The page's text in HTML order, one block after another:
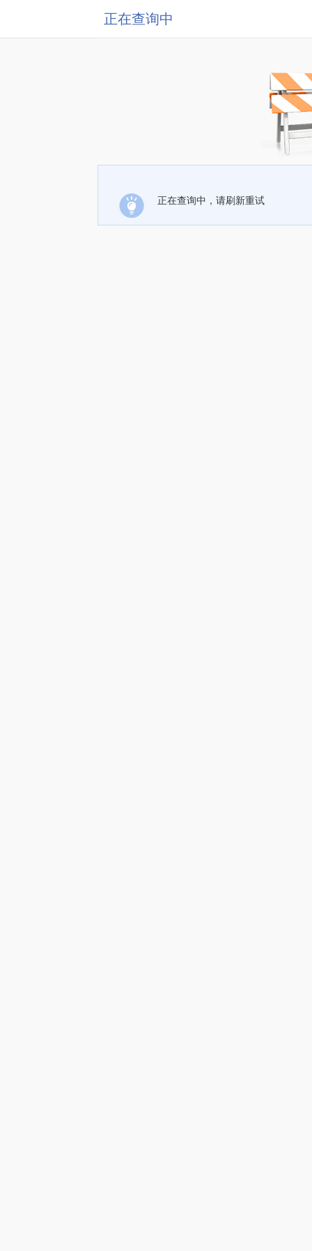
正在查询中
正在查询中，请刷新重试